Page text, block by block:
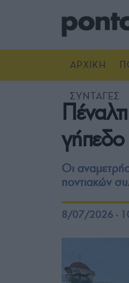
ΑΡΧΙΚΗ
ΣΥΝΤΑΓΕΣ
γήπεδο
Οι
ποντιακών
8/07/2026 -